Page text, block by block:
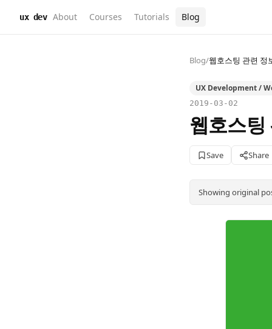
ux dev About Courses Tutorials Blog
Blog/웹호스팅 관련 정
UX Development /
2019-03-02
웹호스
Save Share
Showing original